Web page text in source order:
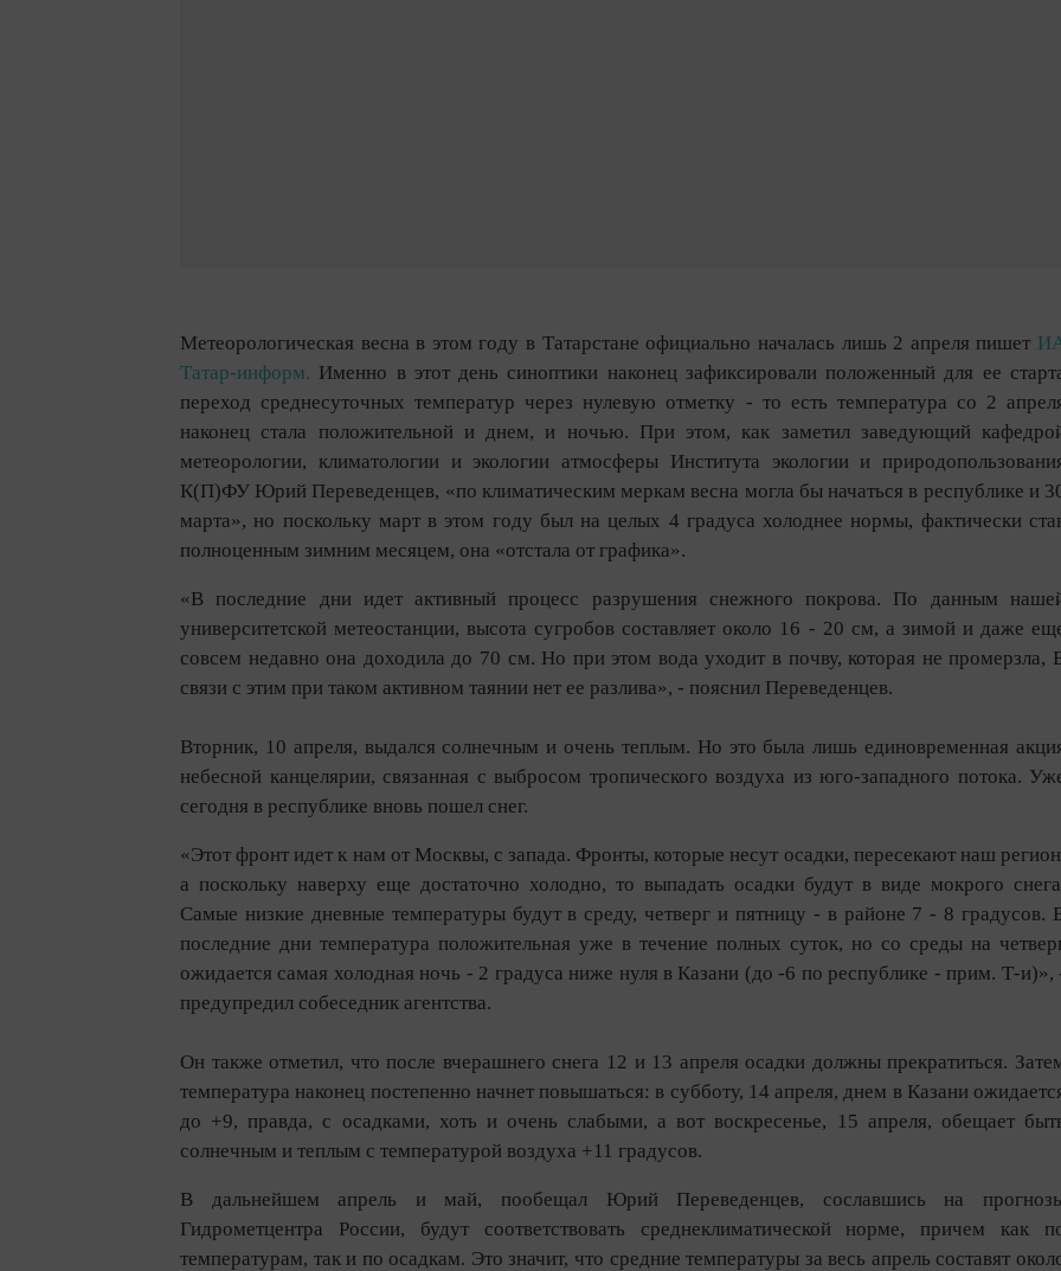
Метеорологическая весна в этом году в Татарстане официально началась лишь 2 апреля пишет
Татар-информ. Именно в этот день синоптики наконец зафиксировали положенный для ее
переход среднесуточных температур через нулевую отметку - то есть температура со 2
наконец стала положительной и днем, и ночью. При этом, как заметил заведующий
метеорологии, климатологии и экологии атмосферы Института экологии и
К(П)ФУ Юрий Переведенцев, «по климатическим меркам весна могла бы начаться в республике и
марта», но поскольку март в этом году был на целых 4 градуса холоднее нормы, фактически
полноценным зимним месяцем, она «отстала от графика».
«В последние дни идет активный процесс разрушения снежного покрова. По данным
университетской метеостанции, высота сугробов составляет около 16 - 20 см, а зимой и даже
совсем недавно она доходила до 70 см. Но при этом вода уходит в почву, которая не промерзла,
связи с этим при таком активном таянии нет ее разлива», - пояснил Переведенцев.
Вторник, 10 апреля, выдался солнечным и очень теплым. Но это была лишь единовременная
небесной канцелярии, связанная с выбросом тропического воздуха из юго-западного потока.
сегодня в республике вновь пошел снег.
«Этот фронт идет к нам от Москвы, с запада. Фронты, которые несут осадки, пересекают наш
а поскольку наверху еще достаточно холодно, то выпадать осадки будут в виде мокрого
Самые низкие дневные температуры будут в среду, четверг и пятницу - в районе 7 - 8 градусов.
последние дни температура положительная уже в течение полных суток, но со среды на
ожидается самая холодная ночь - 2 градуса ниже нуля в Казани (до -6 по республике - прим. Т-и)»,
предупредил собеседник агентства.
Он также отметил, что после вчерашнего снега 12 и 13 апреля осадки должны прекратиться.
температура наконец постепенно начнет повышаться: в субботу, 14 апреля, днем в Казани
до +9, правда, с осадками, хоть и очень слабыми, а вот воскресенье, 15 апреля, обещает
солнечным и теплым с температурой воздуха +11 градусов.
В дальнейшем апрель и май, пообещал Юрий Переведенцев, сославшись на
Гидрометцентра России, будут соответствовать среднеклиматической норме, причем как
температурам, так и по осадкам. Это значит, что средние температуры за весь апрель составят